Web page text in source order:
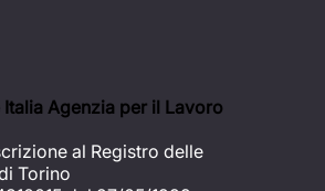
Italia Agenzia per il Lavoro
al Registro delle
Torino